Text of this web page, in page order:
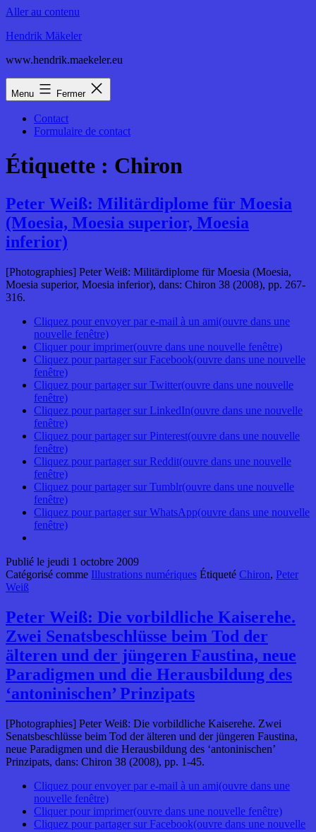
Aller au contenu
Hendrik Mäkeler
www.hendrik.maekeler.eu
Menu Fermer
Contact
Formulaire de contact
Étiquette : Chiron
Peter Weiß: Militärdiplome für Moesia
(Moesia, Moesia superior, Moesia
inferior)
[Photographies] Peter Weiß: Militärdiplome für Moesia (Moesia,
Moesia superior, Moesia inferior), dans: Chiron 38 (2008), pp. 267-
316.
Cliquez pour envoyer par e-mail à un ami(ouvre dans une
nouvelle fenêtre)
Cliquer pour imprimer(ouvre dans une nouvelle fenêtre)
Cliquez pour partager sur Facebook(ouvre dans une nouvelle
fenêtre)
Cliquez pour partager sur Twitter(ouvre dans une nouvelle
fenêtre)
Cliquez pour partager sur LinkedIn(ouvre dans une nouvelle
fenêtre)
Cliquez pour partager sur Pinterest(ouvre dans une nouvelle
fenêtre)
Cliquez pour partager sur Reddit(ouvre dans une nouvelle
fenêtre)
Cliquez pour partager sur Tumblr(ouvre dans une nouvelle
fenêtre)
Cliquez pour partager sur WhatsApp(ouvre dans une nouvelle
fenêtre)
Publié le jeudi 1 octobre 2009
Catégorisé comme Illustrations numériques Étiqueté Chiron, Peter
Weiß
Peter Weiß: Die vorbildliche Kaiserehe.
Zwei Senatsbeschlüsse beim Tod der
älteren und der jüngeren Faustina, neue
Paradigmen und die Herausbildung des
‘antoninischen’ Prinzipats
[Photographies] Peter Weiß: Die vorbildliche Kaiserehe. Zwei
Senatsbeschlüsse beim Tod der älteren und der jüngeren Faustina,
neue Paradigmen und die Herausbildung des ‘antoninischen’
Prinzipats, dans: Chiron 38 (2008), pp. 1-45.
Cliquez pour envoyer par e-mail à un ami(ouvre dans une
nouvelle fenêtre)
Cliquer pour imprimer(ouvre dans une nouvelle fenêtre)
Cliquez pour partager sur Facebook(ouvre dans une nouvelle